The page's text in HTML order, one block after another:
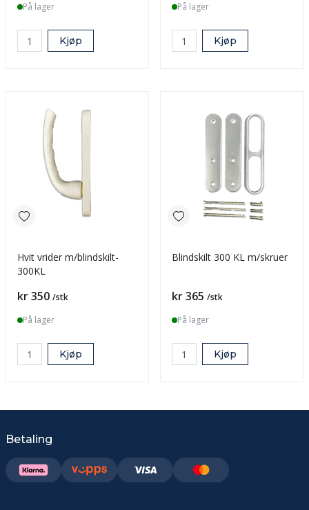
På lager
Kjøp
På lager
Kjøp
Hvit vrider m/blindskilt-
300KL
Pris
kr 350 /stk
På lager
Kjøp
Blindskilt 300 KL m/skruer
Pris
kr 365 /stk
På lager
Kjøp
Betaling